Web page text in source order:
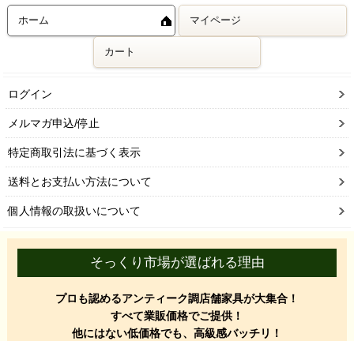
ホーム マイページ
カート
ログイン
メルマガ申込/停止
特定商取引法に基づく表示
送料とお支払い方法について
個人情報の取扱いについて
そっくり市場が選ばれる理由
プロも認めるアンティーク調店舗家具が大集合！
すべて業販価格でご提供！
他にはない低価格でも、高級感バッチリ！